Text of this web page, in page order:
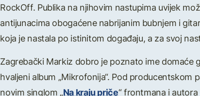
RockOff. Publika na njihovim nastupima uvijek
antijunacima obogaćene nabrijanim bubnjem i
koja je nastala po istinitom događaju, a za svoj
Zagrebački Markiz dobro je poznato ime domaće
hvaljeni album „Mikrofonija“. Pod producentskom
novim singlom „Na kraju priče“ frontmana i autora